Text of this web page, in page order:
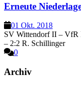
Erneute
01 Okt. 2018
SV Wittendorf II – VfR
– 2:2 R. Schillinger
0
Archiv